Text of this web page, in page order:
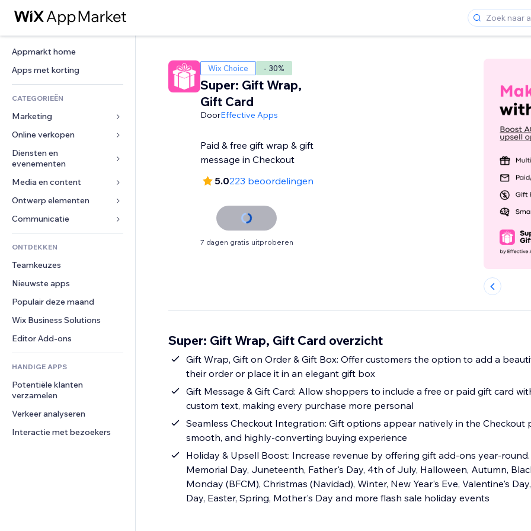
Appmarkt home
Apps met korting
CATEGORIEËN
Marketing
Advertenties
Mobiel
Analytics
Social media
SEO
Betrokkenheid
Websitevermeldingen
E-mail
Conversie
Online verkopen
Apps voor webshops
Verzending en levering
Verkoopknoppen
Online cursussen
Print on demand
Boekhouding
Coupons en loyaliteit
Opslagoplossingen
Dropshipping
Prijzen en abonnementen
Crowdfunding
Eten en drinken
Diensten en
evenementen
Hotels
Evenementen
Restaurants
Vastgoed
Boekingen
Media en content
Galerij
Muziek
Podcasts
Fotografie
Video
PDF
Bestanden delen
Nieuws
Ontwerp elementen
Kaarten en navigatie
Privacy en beveiliging
Ontime
Pagina templates
Afbeeldingseffecten
Knoppen en menu's
Banners en badges
Rekenmachines
Zoeken
Weer
Grafieken en tabellen
Formulieren
Enquêtes
Chat
Opmerkingen
Telefoonnummer
Community
Beoordelingen en testimonials
CRM
ONTDEKKEN
Teamkeuzes
Nieuwste apps
Populair deze maand
Wix Business Solutions
Editor Add-ons
HANDIGE APPS
Potentiële klanten
verzamelen
Verkeer analyseren
Interactie met bezoekers
Wix Choice - 30%
Super: Gift Wrap,
Gift Card
DoorEffective Apps
Paid & free gift wrap & gift
message in Checkout
5.0223 beoordelingen
7 dagen gratis uitproberen
Super: Gift Wrap, Gift Card overzicht
Gift Wrap, Gift on Order & Gift Box: Offer customers the option to add a beautiful gift wraps to
their order or place it in an elegant gift box
Gift Message & Gift Card: Allow shoppers to include a free or paid gift card
custom text, making every purchase more personal
Seamless Checkout Integration: Gift options appear natively in the Checkout
smooth, and highly-converting buying experience
Holiday & Upsell Boost: Increase revenue by offering gift add-ons year-
Memorial Day, Juneteenth, Father's Day, 4th of July, Halloween, Autumn,
Monday (BFCM), Christmas (Navidad), Winter, New Year's Eve, Valentine's
Day, Easter, Spring, Mother's Day and more flash sale holiday events